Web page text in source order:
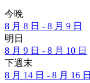
今晚
8 月 8 日 - 8 月 9 日
明日
8 月 9 日 - 8 月 10 日
下週末
8 月 14 日 - 8 月 16 日